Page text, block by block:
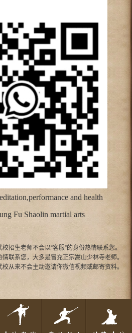
and health
Fu Shaolin martial arts
招生老师不会以“客服”的身份热情联系您。
联系您，大多是冒充正宗嵩山少林寺老师。
从来不会主动邀请你微信视频或邮寄资料。